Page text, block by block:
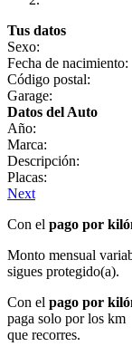
Tus datos
Sexo:
Fecha de nacimiento:
Código postal:
Garage:
Datos del Auto
Año:
Marca:
Descripción:
Placas:
Next
Con el pago por
Monto mensual
sigues protegido(a).
Con el pago por
paga solo por los km
que recorres.